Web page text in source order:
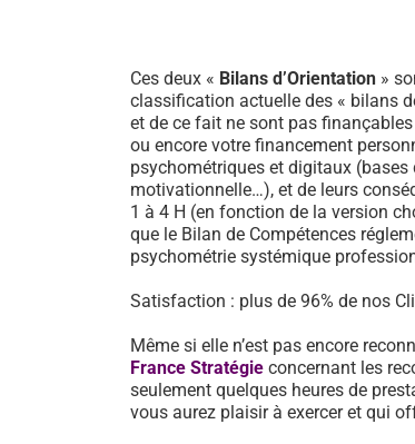
Ces deux « Bilans d’Orientation »
classification actuelle des « bilans
et de ce fait ne sont pas
ou encore votre financement
psychométriques et digitaux
motivationnelle…), et de leurs
1 à 4 H (en fonction de la version
que le Bilan de Compétences
psychométrie systémique
Satisfaction : plus de 96% de nos
Même si elle n’est pas encore
France Stratégie concernant les
seulement quelques heures de
vous aurez plaisir à exercer et qui